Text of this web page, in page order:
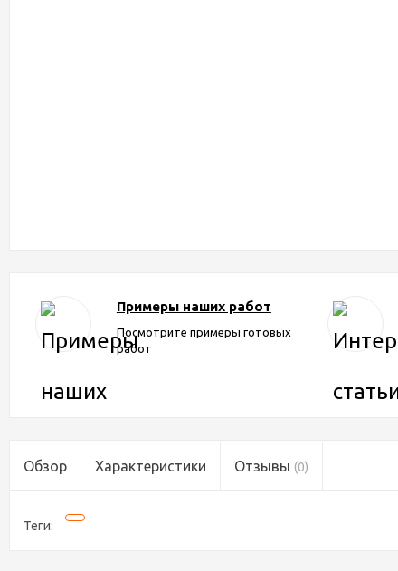
Примеры наших работ
Посмотрите примеры готовых
работ
Обзор Характеристики Отзывы (0)
Теги: